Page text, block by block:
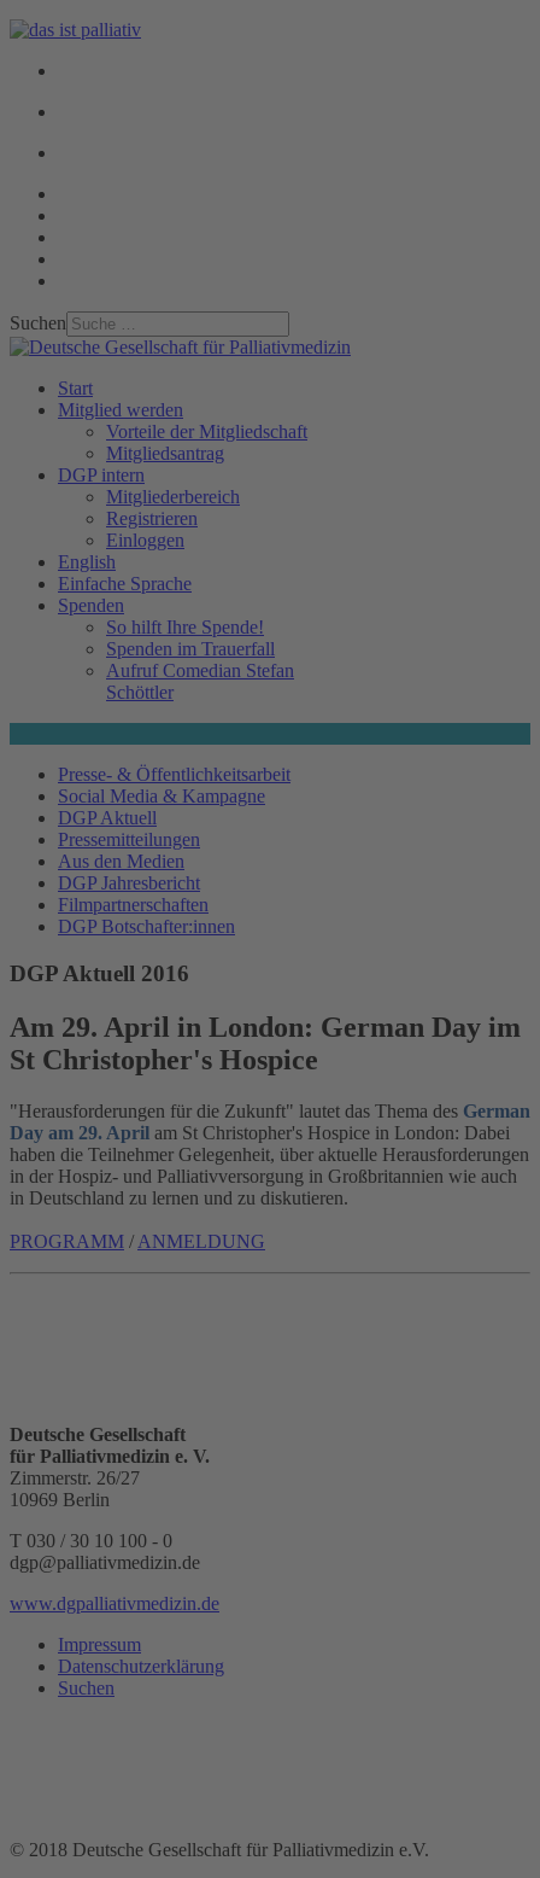
Suchen
Start
Mitglied werden
Vorteile der Mitgliedschaft
Mitgliedsantrag
DGP intern
Mitgliederbereich
Registrieren
Einloggen
English
Einfache Sprache
Spenden
So hilft Ihre Spende!
Spenden im Trauerfall
Aufruf Comedian Stefan
Schöttler
Presse- & Öffentlichkeitsarbeit
Social Media & Kampagne
DGP Aktuell
Pressemitteilungen
Aus den Medien
DGP Jahresbericht
Filmpartnerschaften
DGP Botschafter:innen
DGP Aktuell 2016
Am 29. April in London: German Day im
St Christopher's Hospice
"Herausforderungen für die Zukunft" lautet das Thema des German
Day am 29. April am St Christopher's Hospice in London: Dabei
haben die Teilnehmer Gelegenheit, über aktuelle Herausforderungen
in der Hospiz- und Palliativversorgung in Großbritannien wie auch
in Deutschland zu lernen und zu diskutieren.
PROGRAMM / ANMELDUNG
Deutsche Gesellschaft
für Palliativmedizin e. V.
Zimmerstr. 26/27
10969 Berlin
T 030 / 30 10 100 - 0
dgp@palliativmedizin.de
www.dgpalliativmedizin.de
Impressum
Datenschutzerklärung
Suchen
© 2018 Deutsche Gesellschaft für Palliativmedizin e.V.